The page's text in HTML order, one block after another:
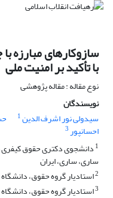
سازوکارهای مبارزه
با تأکید بر امنیت ملی
نوع مقاله : مقاله پژوهشی
نویسندگان
سیدولی نور اشرف الدین1
احسانپور3
1دانشجوی دکتری حقوق کیفری
ساری، ساری، ایران
2استادیار گروه حقوق،
3استادیار گروه حقوق،